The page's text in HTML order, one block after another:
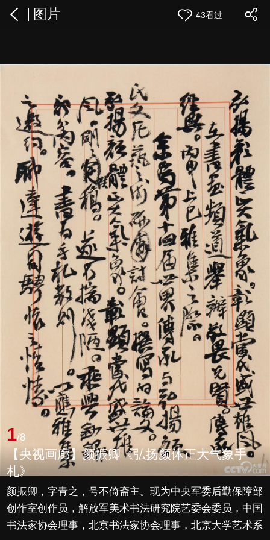
图片 43看过
1/8
【央视画廊】颜振卿《弘扬颜体正大气象手
札》
颜振卿，字青之，号不倚斋主。现为中央军委后勤保障部
创作室创作员，解放军美术书法研究院艺委会委员，中国
书法家协会理事，北京书法家协会理事，北京大学艺术系